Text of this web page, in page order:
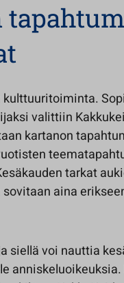
valittiin
kartanon
tarkat
aina
siellä voi nauttia
anniskeluoikeuksia.